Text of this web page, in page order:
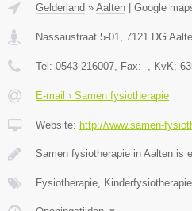
Gelderland » Aalten Google
Nassaustraat 5-01 7121 DG
Tel: 0543-216007 , Fax: - , KvK:
E-mail › Samen fysiotherapie
Website: http://www.samen-
Samen fysiotherapie in Aalten is
Fysiotherapie,